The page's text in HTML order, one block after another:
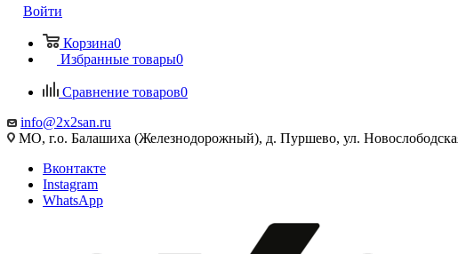
Войти
Корзина0
Избранные товары0
Сравнение товаров0
info@2x2san.ru
МО, г.о. Балашиха (Железнодорожный), д. Пуршево, ул.
Вконтакте
Instagram
WhatsApp